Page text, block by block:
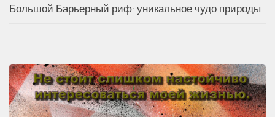
Большой Барьерный риф: уникальное чудо природы